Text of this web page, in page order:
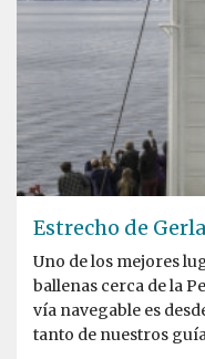
Estrecho de
Uno de los mejores
ballenas cerca de la
vía navegable es
tanto de nuestros